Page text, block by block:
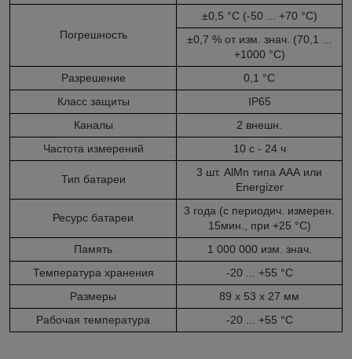
Погрешность
±0,5 °C (-50 ... +70 °C)
±0,7 % от изм. знач. (70,1 ...
+1000 °C)
Разрешение
0,1 °C
Класс защиты
IP65
Каналы
2 внешн.
Частота измерений
10 с - 24 ч
Тип батареи
3 шт. AlMn типа ААА или
Energizer
Ресурс батареи
3 года (с периодич. измерен.
15мин., при +25 °C)
Память
1 000 000 изм. знач.
Температура хранения
-20 ... +55 °C
Размеры
89 x 53 x 27 мм
Рабочая температура
-20 ... +55 °C